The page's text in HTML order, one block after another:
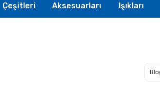
Çeşitleri
Aksesuarları
Işıkları